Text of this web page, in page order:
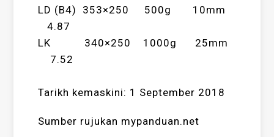
LD (B4) 353×250 500g 10mm
4.87
LK 340×250 1000g 25mm
7.52
Tarikh kemaskini: 1 September 2018
Sumber rujukan mypanduan.net